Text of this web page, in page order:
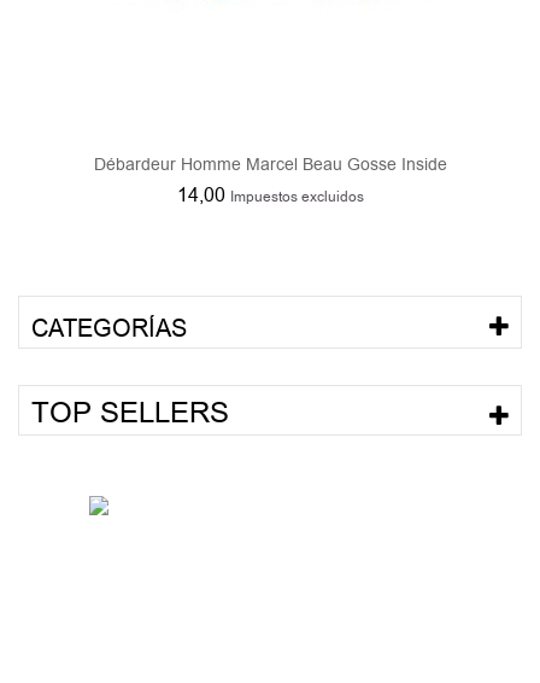
Débardeur Homme Marcel Beau Gosse Inside
14,00 Impuestos excluidos
CATEGORÍAS
TOP SELLERS